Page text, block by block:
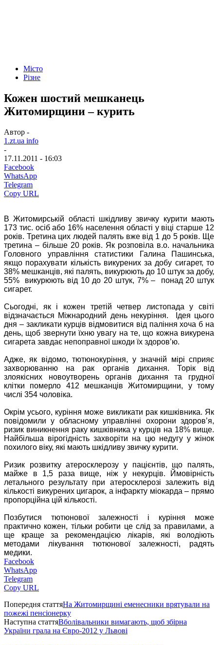
Місто
Різне
Кожен шостий мешканець
Житомирщини – курить
Автор -
1.zt.ua info
-
17.11.2011 - 16:03
Facebook
WhatsApp
Telegram
Copy URL
В Житомирській області шкідливу звичку курити мають
173 тис. осіб або 16% населення області у віці старше 12
років. Третина цих людей палять вже від 1 до 5 років. Ще
третина – більше 20 років. Як розповіла в.о. начальника
Головного управління статистики Галина Пашинська,
якщо порахувати кількість викурених за добу сигарет, то
38% мешканців, які палять, викурюють до 10 штук за добу,
55% викурюють від 10 до 20 штук, 7% – понад 20 штук
сигарет.
Сьогодні, як і кожен третій четвер листопада у світі
відзначається Міжнародний день некуріння. Ідея цього
дня – закликати курців відмовитися від паління хоча б на
день, щоб звернути їхню увагу на те, що кожна викурена
сигарета завдає непоправної шкоди їх здоров’ю.
Адже, як відомо, тютюнокуріння, у значній мірі сприяє
захворюванню на рак органів дихання. Торік від
злоякісних новоутворень органів дихання та грудної
клітки померло 412 мешканців Житомирщини, у тому
числі 354 чоловіка.
Окрім усього, куріння може викликати рак кишківника. Як
повідомили у обласному управлінні охорони здоров’я,
ризик виникнення раку кишківника у курців на 18% вище.
Найбільша вірогідність захворіти на цю недугу у жінок
похилого віку, які мають шкідливу звичку курити.
Ризик розвитку атеросклерозу у пацієнтів, що палять,
майже в 1,5 раза вище, ніж у некурців. Ймовірність
летального результату при атеросклерозі залежить від
кількості викурених цигарок, а інфаркту міокарда – прямо
пропорційна цій кількості.
Позбутися тютюнової залежності і куріння може
практично кожен, тільки робити це слід за правилами, а
ще краще за рекомендацією лікарів, які володіють
методами лікування тютюнової залежності, радять
медики.
Facebook
WhatsApp
Telegram
Copy URL
Попередня статтяНа Житомирщині еменесники врятували на
пожежі пенсіонерку
Наступна статтяВболівальники вимагають, щоб збірна
України грала на Євро-2012 у Львові